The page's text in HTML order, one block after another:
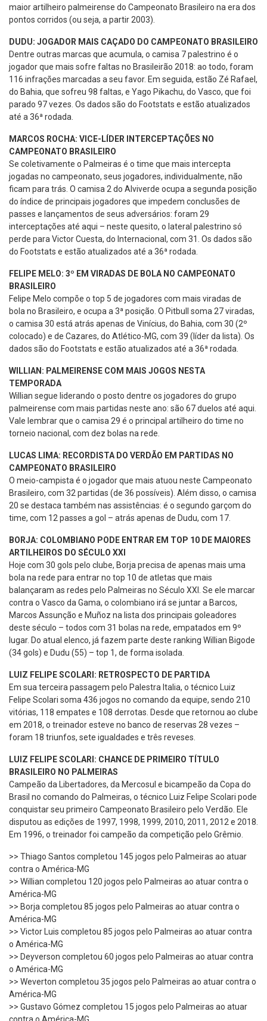
maior artilheiro palmeirense do Campeonato Brasileiro na era dos
pontos corridos (ou seja, a partir 2003).
DUDU: JOGADOR MAIS CAÇADO DO CAMPEONATO BRASILEIRO
Dentre outras marcas que acumula, o camisa 7 palestrino é o
jogador que mais sofre faltas no Brasileirão 2018: ao todo, foram
116 infrações marcadas a seu favor. Em seguida, estão Zé Rafael,
do Bahia, que sofreu 98 faltas, e Yago Pikachu, do Vasco, que foi
parado 97 vezes. Os dados são do Footstats e estão atualizados
até a 36ª rodada.
MARCOS ROCHA: VICE-LÍDER INTERCEPTAÇÕES NO
CAMPEONATO BRASILEIRO
Se coletivamente o Palmeiras é o time que mais intercepta
jogadas no campeonato, seus jogadores, individualmente, não
ficam para trás. O camisa 2 do Alviverde ocupa a segunda posição
do índice de principais jogadores que impedem conclusões de
passes e lançamentos de seus adversários: foram 29
interceptações até aqui – neste quesito, o lateral palestrino só
perde para Victor Cuesta, do Internacional, com 31. Os dados são
do Footstats e estão atualizados até a 36ª rodada.
FELIPE MELO: 3º EM VIRADAS DE BOLA NO CAMPEONATO
BRASILEIRO
Felipe Melo compõe o top 5 de jogadores com mais viradas de
bola no Brasileiro, e ocupa a 3ª posição. O Pitbull soma 27 viradas,
o camisa 30 está atrás apenas de Vinícius, do Bahia, com 30 (2º
colocado) e de Cazares, do Atlético-MG, com 39 (líder da lista). Os
dados são do Footstats e estão atualizados até a 36ª rodada.
WILLIAN: PALMEIRENSE COM MAIS JOGOS NESTA
TEMPORADA
Willian segue liderando o posto dentre os jogadores do grupo
palmeirense com mais partidas neste ano: são 67 duelos até aqui.
Vale lembrar que o camisa 29 é o principal artilheiro do time no
torneio nacional, com dez bolas na rede.
LUCAS LIMA: RECORDISTA DO VERDÃO EM PARTIDAS NO
CAMPEONATO BRASILEIRO
O meio-campista é o jogador que mais atuou neste Campeonato
Brasileiro, com 32 partidas (de 36 possíveis). Além disso, o camisa
20 se destaca também nas assistências: é o segundo garçom do
time, com 12 passes a gol – atrás apenas de Dudu, com 17.
BORJA: COLOMBIANO PODE ENTRAR EM TOP 10 DE MAIORES
ARTILHEIROS DO SÉCULO XXI
Hoje com 30 gols pelo clube, Borja precisa de apenas mais uma
bola na rede para entrar no top 10 de atletas que mais
balançaram as redes pelo Palmeiras no Século XXI. Se ele marcar
contra o Vasco da Gama, o colombiano irá se juntar a Barcos,
Marcos Assunção e Muñoz na lista dos principais goleadores
deste século – todos com 31 bolas na rede, empatados em 9º
lugar. Do atual elenco, já fazem parte deste ranking Willian Bigode
(34 gols) e Dudu (55) – top 1, de forma isolada.
LUIZ FELIPE SCOLARI: RETROSPECTO DE PARTIDA
Em sua terceira passagem pelo Palestra Italia, o técnico Luiz
Felipe Scolari soma 436 jogos no comando da equipe, sendo 210
vitórias, 118 empates e 108 derrotas. Desde que retornou ao clube
em 2018, o treinador esteve no banco de reservas 28 vezes –
foram 18 triunfos, sete igualdades e três reveses.
LUIZ FELIPE SCOLARI: CHANCE DE PRIMEIRO TÍTULO
BRASILEIRO NO PALMEIRAS
Campeão da Libertadores, da Mercosul e bicampeão da Copa do
Brasil no comando do Palmeiras, o técnico Luiz Felipe Scolari pode
conquistar seu primeiro Campeonato Brasileiro pelo Verdão. Ele
disputou as edições de 1997, 1998, 1999, 2010, 2011, 2012 e 2018.
Em 1996, o treinador foi campeão da competição pelo Grêmio.
>> Thiago Santos completou 145 jogos pelo Palmeiras ao atuar
contra o América-MG
>> Willian completou 120 jogos pelo Palmeiras ao atuar contra o
América-MG
>> Borja completou 85 jogos pelo Palmeiras ao atuar contra o
América-MG
>> Victor Luis completou 85 jogos pelo Palmeiras ao atuar contra
o América-MG
>> Deyverson completou 60 jogos pelo Palmeiras ao atuar contra
o América-MG
>> Weverton completou 35 jogos pelo Palmeiras ao atuar contra o
América-MG
>> Gustavo Gómez completou 15 jogos pelo Palmeiras ao atuar